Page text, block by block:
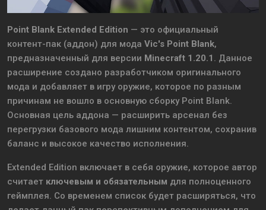
Point Blank Extended Edition — это официальный
контент-пак (аддон) для мода Vic's Point Blank,
предназначенный для версии Minecraft 1.20.1 . Данное
расширение создано разработчиком оригинального
мода и добавляет в игру оружие, которое по разным
причинам не вошло в основную сборку Point Blank.
Основная цель аддона — расширить арсенал без
перегрузки базового мода лишним контентом, сохранив
баланс и высокое качество исполнения.
Extended Edition включает в себя оружие, которое автор
считает ключевым и обязательным для полноценного
геймплея. Со временем список будет расширяться, что